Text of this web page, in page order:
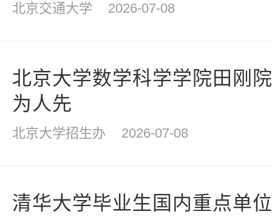
北京交通大学 2026-07-08
北京大学数学科学学院田刚
为人先
北京大学招生办 2026-07-08
清华大学毕业生国内重点单